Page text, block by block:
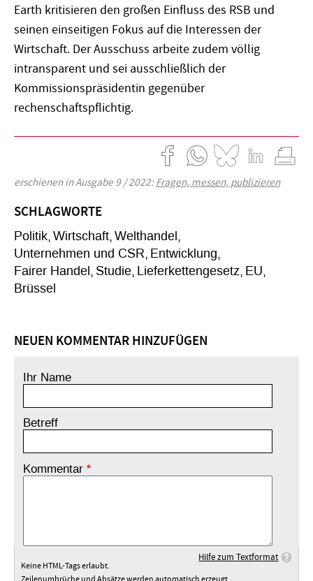
Earth kritisieren den großen Einfluss des RSB und
seinen einseitigen Fokus auf die Interessen der
Wirtschaft. Der Ausschuss arbeite zudem völlig
intransparent und sei ausschließlich der
Kommissionspräsidentin gegenüber
rechenschaftspflichtig.
erschienen in Ausgabe 9 / 2022:Fragen, messen, publizieren
SCHLAGWORTE
Politik Wirtschaft Welthandel
Unternehmen und CSR Entwicklung
Fairer Handel Studie Lieferkettengesetz EU
Brüssel
NEUEN KOMMENTAR HINZUFÜGEN
Ihr Name
Betreff
Kommentar
Hilfe zum Textformat
Keine HTML-Tags erlaubt.